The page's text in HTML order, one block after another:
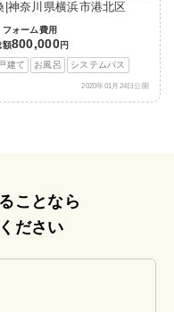
|神奈川県横浜市港北区
フォーム費用
額800,000円
戸建て
お風呂 システムバス
2020年01月24日公開
ことなら
ださい